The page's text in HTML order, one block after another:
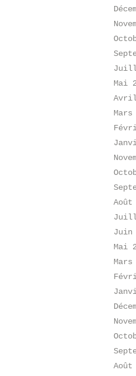
Mai
Mars
Août
Juin
Mai
Mars
Août